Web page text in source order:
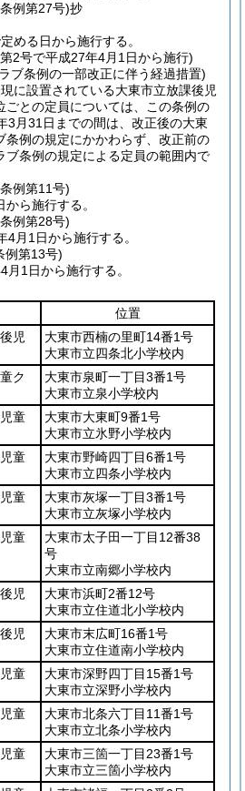
条例第27号)抄
める日から施行する。
2号で平成27年4月1日から施行)
ブ条例の一部改正に伴う経過措置)
に設置されている大東市立放課後児
ごとの定員については、この条例の
3月31日までの間は、改正後の大東
条例の規定にかかわらず、改正前の
ブ条例の規定による定員の範囲内で
条例第11号)
ら施行する。
条例第28号)
4月1日から施行する。
例第13号)
月1日から施行する。
位置
児
大東市西楠の里町14番1号
大東市立四条北小学校内
ク
大東市泉町一丁目3番1号
大東市立泉小学校内
童
大東市大東町9番1号
大東市立氷野小学校内
童
大東市野崎四丁目6番1号
大東市立四条小学校内
童
大東市灰塚一丁目3番1号
大東市立灰塚小学校内
童
大東市太子田一丁目12番38
号
大東市立南郷小学校内
児
大東市浜町2番12号
大東市立住道北小学校内
児
大東市末広町16番1号
大東市立住道南小学校内
童
大東市深野四丁目15番1号
大東市立深野小学校内
童
大東市北条六丁目11番1号
大東市立北条小学校内
童
大東市三箇一丁目23番1号
大東市立三箇小学校内